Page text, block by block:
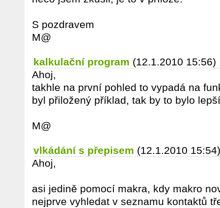
S pozdravem
M@
kalkulační program (12.1.2010 15:56)
Ahoj,
takhle na první pohled to vypadá na
byl přiložený příklad, tak by to bylo
M@
vlkádání s přepisem (12.1.2010 15:54)
Ahoj,
asi jedině pomocí makra, kdy makro
nejprve vyhledat v seznamu kontaktů